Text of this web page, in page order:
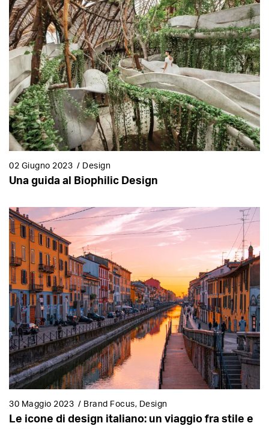
02 Giugno 2023 / Design
Una guida al Biophilic Design
30 Maggio 2023 / Brand Focus, Design
Le icone di design italiano: un viaggio fra stile e